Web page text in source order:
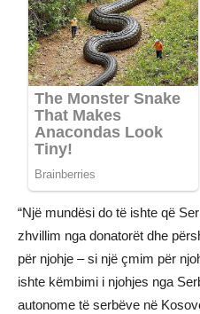
“Një mundësi do të ishte që
zhvillim nga donatorët dhe
për njohje – si një çmim për
ishte këmbimi i njohjes nga
autonome të serbëve në